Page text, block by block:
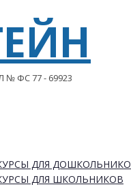
№ ФС 77 - 69923
ДЛЯ
ДЛЯ ШКОЛЬНИКОВ